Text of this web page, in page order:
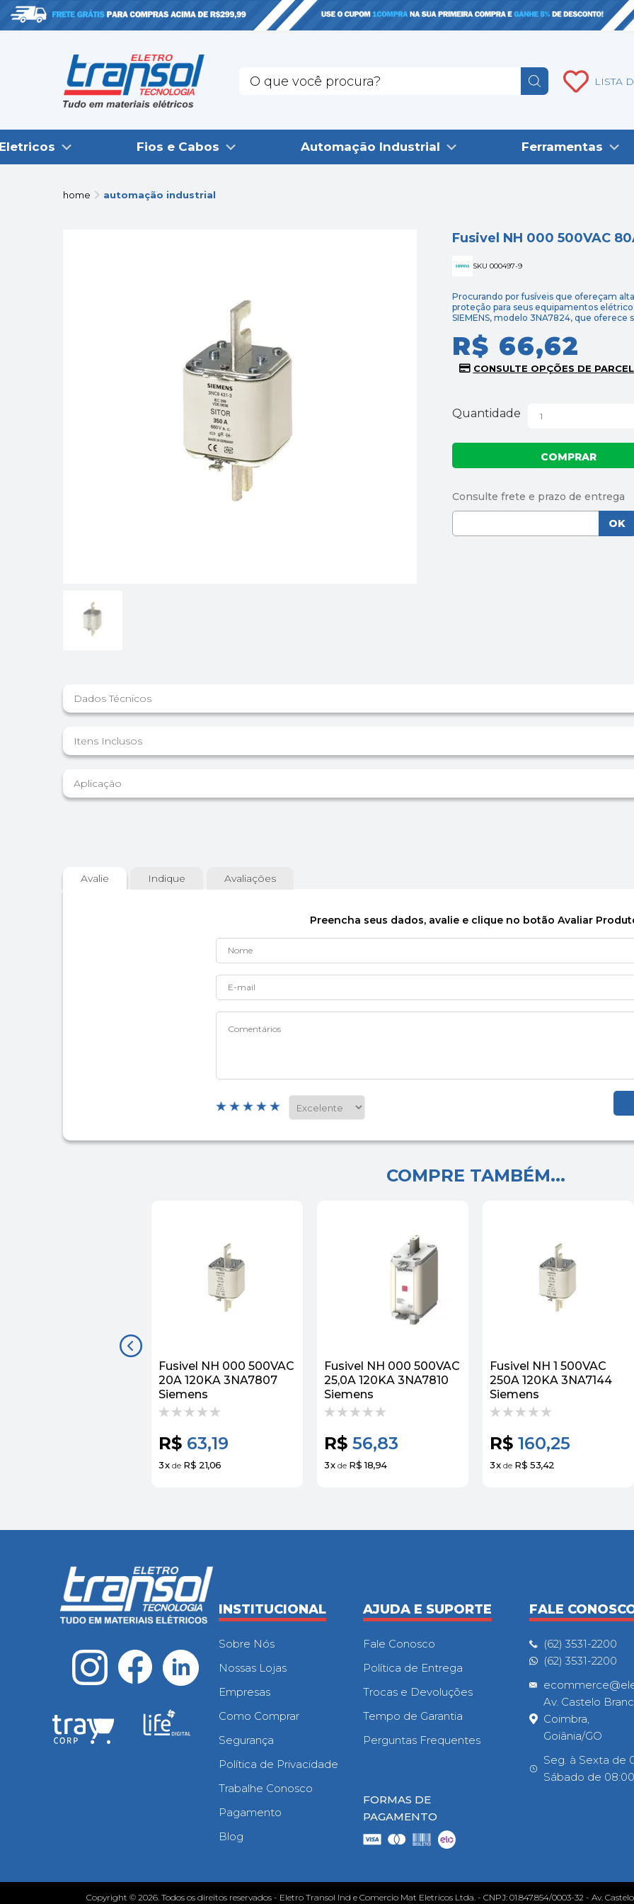
LISTA
Fios e Cabos Automação Industrial Ferramentas
home automação industrial
Fusivel NH 000 500VAC
SKU 000497-9
Procurando por fusíveis que ofereçam
proteção para seus equipamentos
SIEMENS, modelo 3NA7824, que oferece
R$ 66,62
Quantidade
Dados Técnicos
Itens Inclusos
Aplicação
Avalie Indique Avaliações
Preencha seus dados, avalie e clique no botão Avaliar
COMPRE TAMBÉM...
Fusivel NH 000 500VAC
20A 120KA 3NA7807
Siemens
R$ 63,19
3x de R$ 21,06
Fusivel NH 000 500VAC
25,0A 120KA 3NA7810
Siemens
R$ 56,83
3x de R$ 18,94
Fusivel NH 1 500VAC
250A 120KA 3NA7144
Siemens
R$ 160,25
3x de R$ 53,42
INSTITUCIONAL
Sobre Nós
Nossas Lojas
Empresas
Como Comprar
Segurança
Política de Privacidade
Trabalhe Conosco
Pagamento
Blog
AJUDA E SUPORTE
Fale Conosco
Política de Entrega
Trocas e Devoluções
Tempo de Garantia
Perguntas Frequentes
FORMAS DE
PAGAMENTO
FALE
(62) 3531-2200
(62) 3531-2200
Av. Castelo
Coimbra,
Goiânia/GO
Seg. à Sexta de
Sábado de
Copyright © 2026. Todos os direitos reservados - Eletro Transol Ind e Comercio Mat Eletricos Ltda. - CNPJ: 01.847.854/0003-32 - Av.